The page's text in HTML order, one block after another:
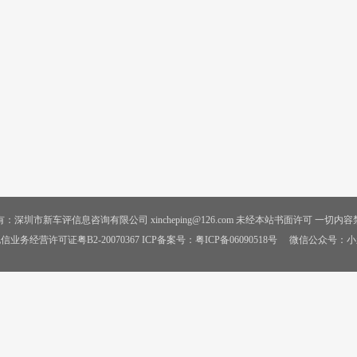
：深圳市新车评信息咨询有限公司 xincheping@126.com 未经本站书面许可 一切内容
业务经营许可证粤B2-20070367 ICP备案号： 粤ICP备06090518号 微信公众号：小